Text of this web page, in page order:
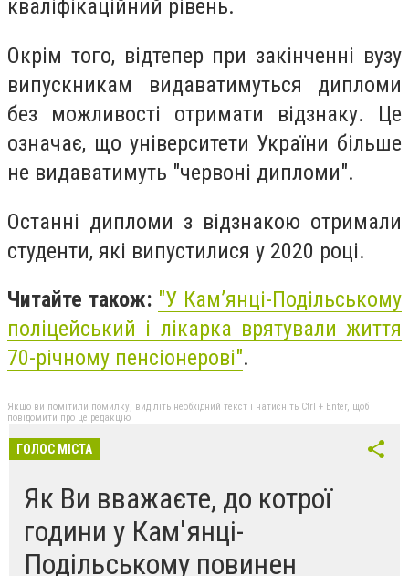
кваліфікаційний рівень.
Окрім того, відтепер при закінченні вузу
випускникам видаватимуться дипломи
без можливості отримати відзнаку. Це
означає, що університети України більше
не видаватимуть "червоні дипломи".
Останні дипломи з відзнакою отримали
студенти, які випустилися у 2020 році.
Читайте також: "У Кам’янці-Подільському
поліцейський і лікарка врятували життя
70-річному пенсіонерові".
Якщо ви помітили помилку, виділіть необхідний текст і натисніть Ctrl + Enter, щоб
повідомити про це редакцію
ГОЛОС МІСТА
Як Ви вважаєте, до котрої
години у Кам'янці-
Подільському повинен